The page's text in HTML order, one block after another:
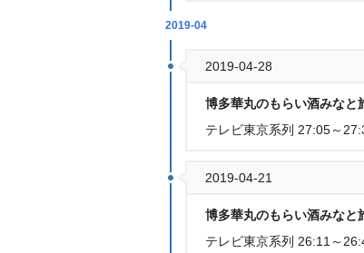
2019-04
2019-04-28
博多華丸のもらい酒みな
テレビ東京系列 27:05～
2019-04-21
博多華丸のもらい酒みなと
テレビ東京系列 26:11～